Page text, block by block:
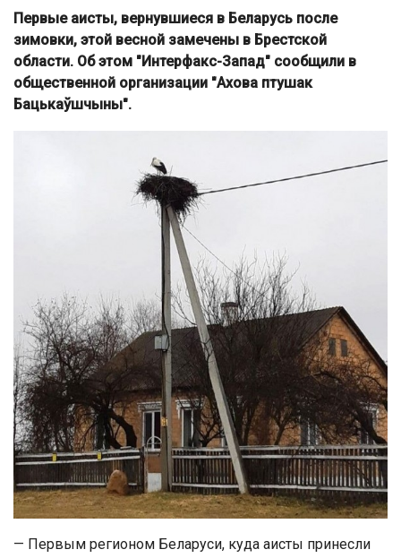
Первые аисты, вернувшиеся в Беларусь после
зимовки, этой весной замечены в Брестской
области. Об этом "Интерфакс-Запад" сообщили в
общественной организации "Ахова птушак
Бацькаўшчыны".
— Первым регионом Беларуси, куда аисты принесли